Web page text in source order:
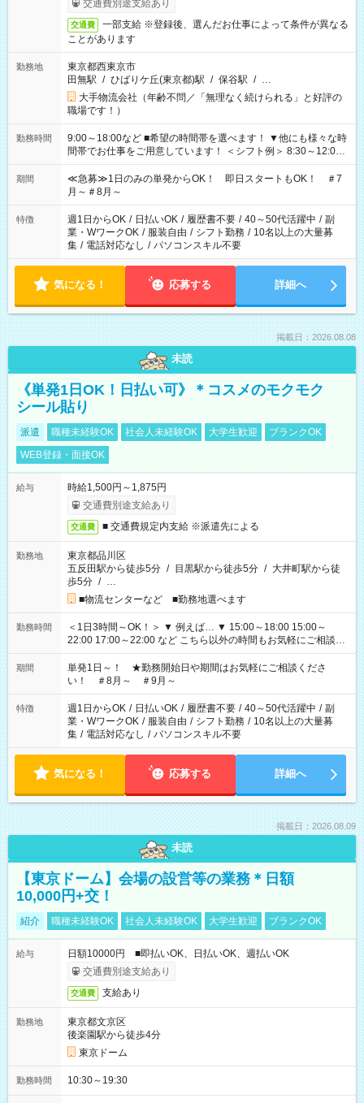
交通費別途支給あり
交通費
一部支給 ※登録後、選んだお仕事によって条件が異なる
ことがあります
勤務地
東京都西東京市
田無駅 / ひばりケ丘(東京都)駅 / 保谷駅 / …
大手物流会社（年齢不問／「無理なく続けられる」と好評の
職場です！）
勤務時間
9:00～18:00など ■希望の時間帯を選べます！ ▼他にも様々な時
間帯でお仕事をご用意しています！ ＜シフト例＞ 8:30～12:00
17:00～22:00 13:00～22:00 22:00～翌6:00 など
期間
≪急募≫1日のみの単発からOK！ 即日スタートもOK！ ＃7
月～＃8月～
特徴 週1日からOK / 日払いOK / 履歴書不要 / 40～50代活躍中 / 副
業・WワークOK / 服装自由 / シフト勤務 / 10名以上の大量募
集 / 電話対応なし / パソコンスキル不要
気になる！ 応募する 詳細へ
掲載日：2026.08.08
未読
《単発1日OK！日払い可》＊コスメのモクモク
シール貼り
派遣 職種未経験OK 社会人未経験OK 大学生歓迎
ブランクOK
WEB登録・面接OK
給与
時給1,500円～1,875円
交通費別途支給あり
交通費 ■ 交通費規定内支給 ※派遣先による
勤務地
東京都品川区
五反田駅から徒歩5分 / 目黒駅から徒歩5分 / 大井町駅から徒
歩5分 / …
■物流センターなど ■勤務地選べます
勤務時間
＜1日3時間～OK！＞ ▼ 例えば… ▼ 15:00～18:00 15:00～
22:00 17:00～22:00 など こちら以外の時間もお気軽にご相談く
ださい！
期間
単発1日～！ ★勤務開始日や期間はお気軽にご相談くださ
い！ ＃8月～ ＃9月～
特徴 週1日からOK / 日払いOK / 履歴書不要 / 40～50代活躍中 / 副
業・WワークOK / 服装自由 / シフト勤務 / 10名以上の大量募
集 / 電話対応なし / パソコンスキル不要
気になる！ 応募する 詳細へ
掲載日：2026.08.09
未読
【東京ドーム】会場の設営等の業務＊日額
10,000円+交！
紹介 職種未経験OK 社会人未経験OK 大学生歓迎 ブランクOK
給与
日額10000円 ■即払いOK、日払いOK、週払いOK
交通費別途支給あり
交通費 支給あり
勤務地
東京都文京区
後楽園駅から徒歩4分
東京ドーム
勤務時間 10:30～19:30